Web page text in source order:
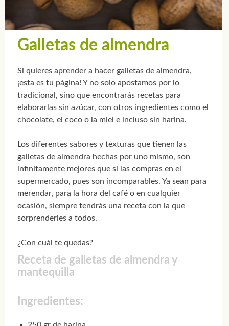
Galletas de almendra
Si quieres aprender a hacer galletas de almendra,
¡esta es tu página! Y no solo apostamos por lo
tradicional, sino que encontrarás recetas para
elaborarlas sin azúcar, con otros ingredientes como el
chocolate, el coco o la miel e incluso sin harina.
Los diferentes sabores y texturas que tienen las
galletas de almendra hechas por uno mismo, son
infinitamente mejores que si las compras en el
supermercado, pues son incomparables. Ya sean para
merendar, para la hora del café o en cualquier
ocasión, siempre tendrás una receta con la que
sorprenderles a todos.
¿Con cuál te quedas?
Receta de galletas de almendra y
mantequilla
Ingredientes: